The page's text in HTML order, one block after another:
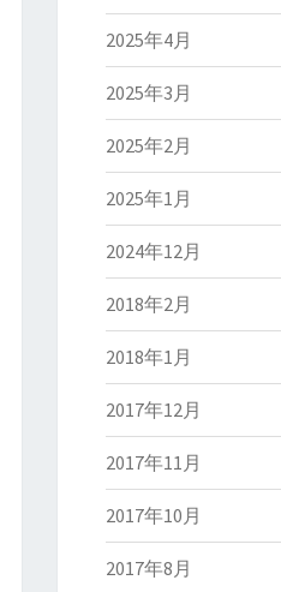
2025年4月
2025年3月
2025年2月
2025年1月
2024年12月
2018年2月
2018年1月
2017年12月
2017年11月
2017年10月
2017年8月